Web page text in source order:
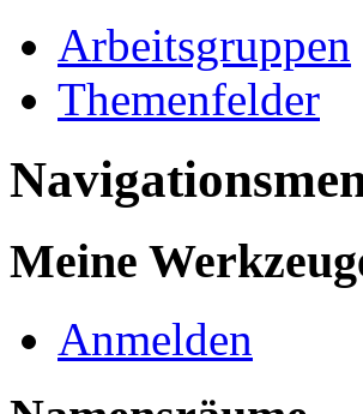
Arbeitsgruppen
Themenfelder
Meine
Anmelden